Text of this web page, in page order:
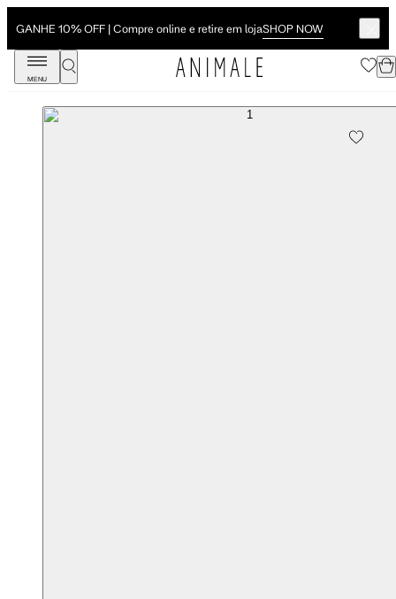
GANHE 10% OFF | Compre online e retire em lojaSHOP NOW
MENU